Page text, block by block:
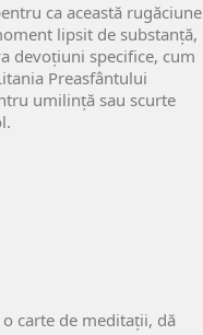
ca această rugăciune
lipsit de substanță,
devoțiuni specifice, cum
Preasfântului
umilință sau scurte
carte de meditaţii, dă